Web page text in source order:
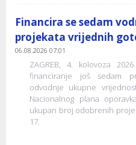
Financira se sedam
projekata vrijednih
06.08.2026 07:01
ZAGREB, 4. kolovoza
financiranje još sedam
odvodnje ukupne
Nacionalnog plana
ukupan broj odobrenih
17.